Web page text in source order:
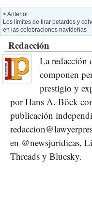
< Anterior
Los límites de tirar petardos y
en las celebraciones navideñas
Redacción
La redacción
componen
prestigio y
por Hans A. Böck
publicación
en @newsjuridicas,
Threads y Bluesky.